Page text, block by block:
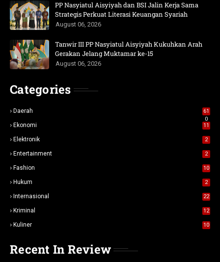
PP Nasyiatul Aisyiyah dan BSI Jalin Kerja Sama
Strategis Perkuat Literasi Keuangan Syariah
August 06, 2026
Tanwir III PP Nasyiatul Aisyiyah Kukuhkan Arah
Gerakan Jelang Muktamar ke-15
August 06, 2026
Categories
Daerah
61
0
Ekonomi 11
Elektronik 2
Entertainment 2
Fashion 10
Hukum 2
Internasional 22
Kriminal 12
Kuliner 10
Recent In Review